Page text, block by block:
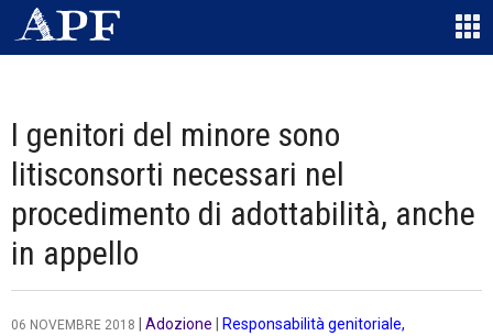
I genitori del minore sono
litisconsorti necessari nel
procedimento di adottabilità, anche
in appello
06 NOVEMBRE 2018 Adozione
Responsabilità genitoriale,